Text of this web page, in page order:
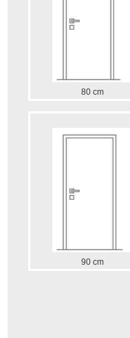
80 cm
90 cm